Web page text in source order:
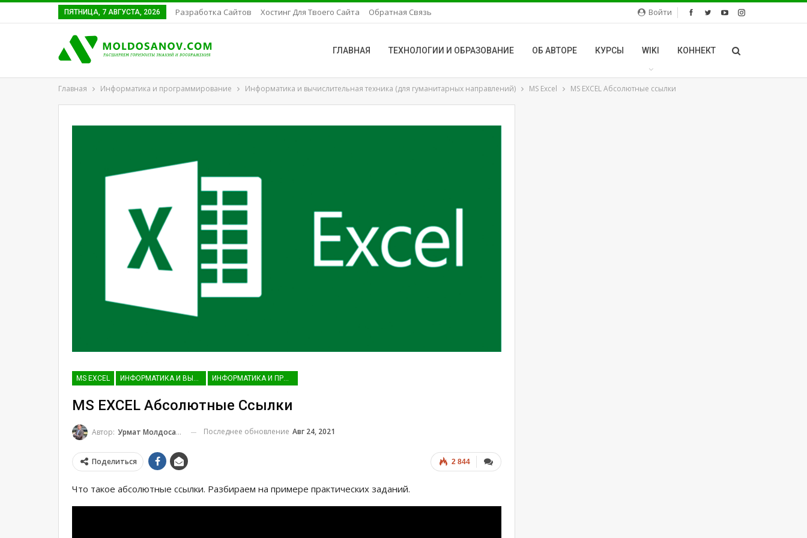
Войти
ПЯТНИЦА, 7 АВГУСТА, 2026 Разработка Сайтов Хостинг Для Твоего Сайта Обратная Связь
ГЛАВНАЯ ТЕХНОЛОГИИ И ОБРАЗОВАНИЕ ОБ АВТОРЕ КУРСЫ WIKI КОННЕКТ
Главная Информатика и программирование Информатика и вычислительная техника (для гуманитарных направлений) MS Excel MS EXCEL Абсолютные ссылки
MS EXCEL ИНФОРМАТИКА И ВЫЧИСЛИТЕЛЬНАЯ ТЕХНИКА (ДЛЯ ГУМАНИТАРНЫХ НАПРАВЛЕНИЙ) ИНФОРМАТИКА И ПРОГРАММИРОВАНИЕ
MS EXCEL Абсолютные Ссылки
Автор: Урмат Молдосанов Последнее обновление Авг 24, 2021
2 844
Поделиться
Что такое абсолютные ссылки. Разбираем на примере практических заданий.